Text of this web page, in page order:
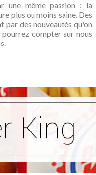
une même passion : la
plus ou moins saine. Des
par des nouveautés qu'on
compter sur nous